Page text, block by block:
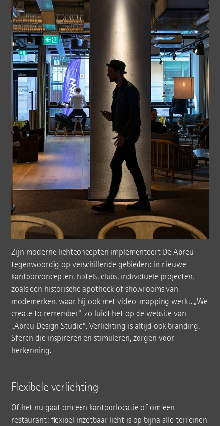
Zijn moderne lichtconcepten implementeert De Abreu
tegenwoordig op verschillende gebieden: in nieuwe
kantoorconcepten, hotels, clubs, individuele projecten,
zoals een historische apotheek of showrooms van
modemerken, waar hij ook met video-mapping werkt. „We
create to remember“, zo luidt het op de website van
„Abreu Design Studio“. Verlichting is altijd ook branding.
Sferen die inspireren en stimuleren, zorgen voor
herkenning.
Flexibele verlichting
Of het nu gaat om een kantoorlocatie of om een
restaurant: flexibel inzetbaar licht is op bijna alle terreinen